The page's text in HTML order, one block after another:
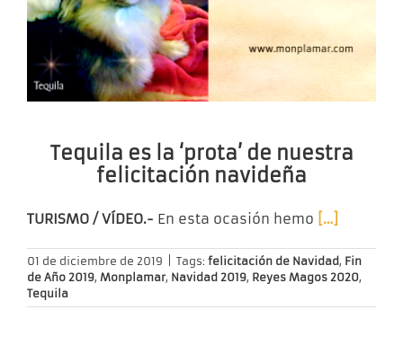
Tequila es la ‘prota’ de nuestra
felicitación navideña
TURISMO / VÍDEO.- En esta ocasión hemo […]
01 de diciembre de 2019 Tags: felicitación de Navidad, Fin
de Año 2019, Monplamar, Navidad 2019, Reyes Magos 2020,
Tequila